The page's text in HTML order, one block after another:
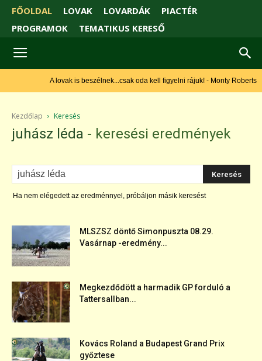
FŐOLDAL LOVAK LOVARDÁK
PIACTÉR
PROGRAMOK
TEMATIKUS KERESŐ
A lovak is beszélnek...csak oda kell figyelni rájuk! - Monty Roberts
Kezdőlap Keresés
juhász léda - keresési eredmények
Ha nem elégedett az eredménnyel, próbáljon másik keresést
MLSZSZ döntő Simonpuszta 08.29.
Vasárnap -eredmény...
Megkezdődött a harmadik GP forduló a
Tattersallban...
Kovács Roland a Budapest Grand Prix
győztese